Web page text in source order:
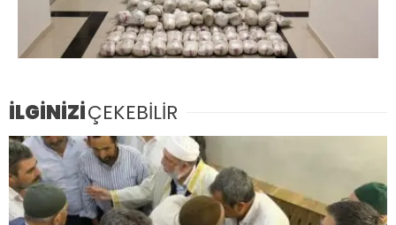
İLGİNİZİÇEKEBİLİR